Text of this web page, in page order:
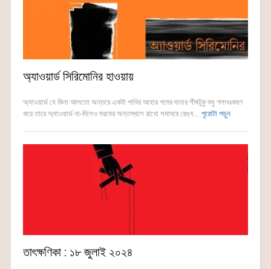
অ্যাওয়ার্ড সিরিমোনির হাওয়ায়
অ্যাওয়ার্ড যে কিনা আলতো অন্তরে একটা পাখির আহার গমের দানার শীষটুকু শুধু গলাধঃকরণ
করে তারে অ্যাওয়ার্ড না-দিলেও মরমের অন্তস্থলে রাখো সমাদরে রেগ্যু... পুরোটা পড়ুন
তাৎক্ষণিকা : ১৮ জুলাই ২০২৪